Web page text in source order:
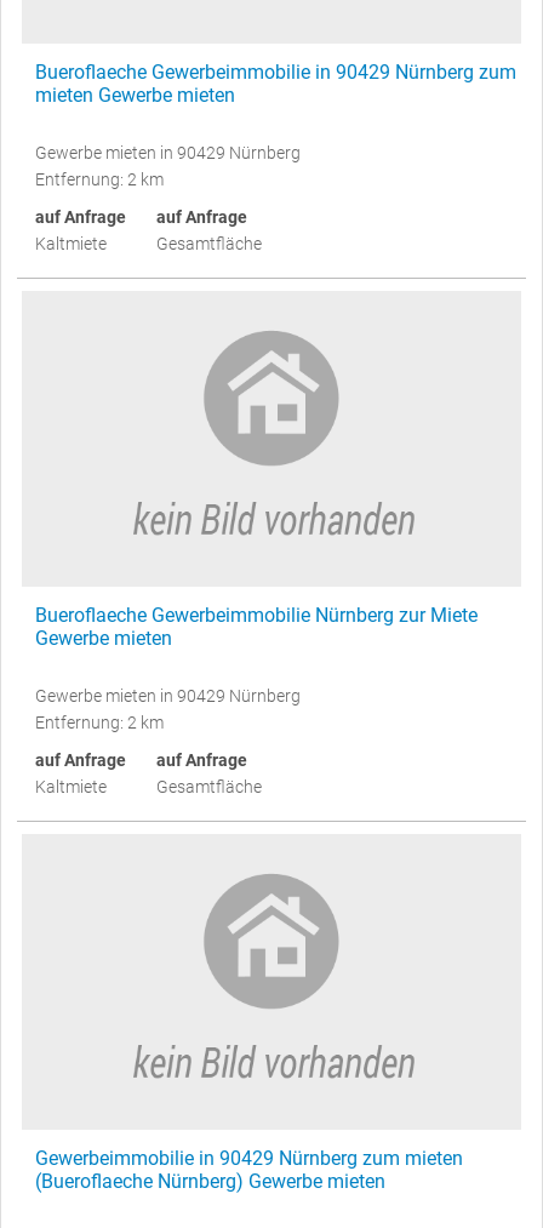
Bueroflaeche Gewerbeimmobilie in 90429 Nürnberg zum
mieten Gewerbe mieten
Gewerbe mieten in 90429 Nürnberg
Entfernung: 2 km
auf Anfrage
Kaltmiete
auf Anfrage
Gesamtfläche
Bueroflaeche Gewerbeimmobilie Nürnberg zur Miete
Gewerbe mieten
Gewerbe mieten in 90429 Nürnberg
Entfernung: 2 km
auf Anfrage
Kaltmiete
auf Anfrage
Gesamtfläche
Gewerbeimmobilie in 90429 Nürnberg zum mieten
(Bueroflaeche Nürnberg) Gewerbe mieten